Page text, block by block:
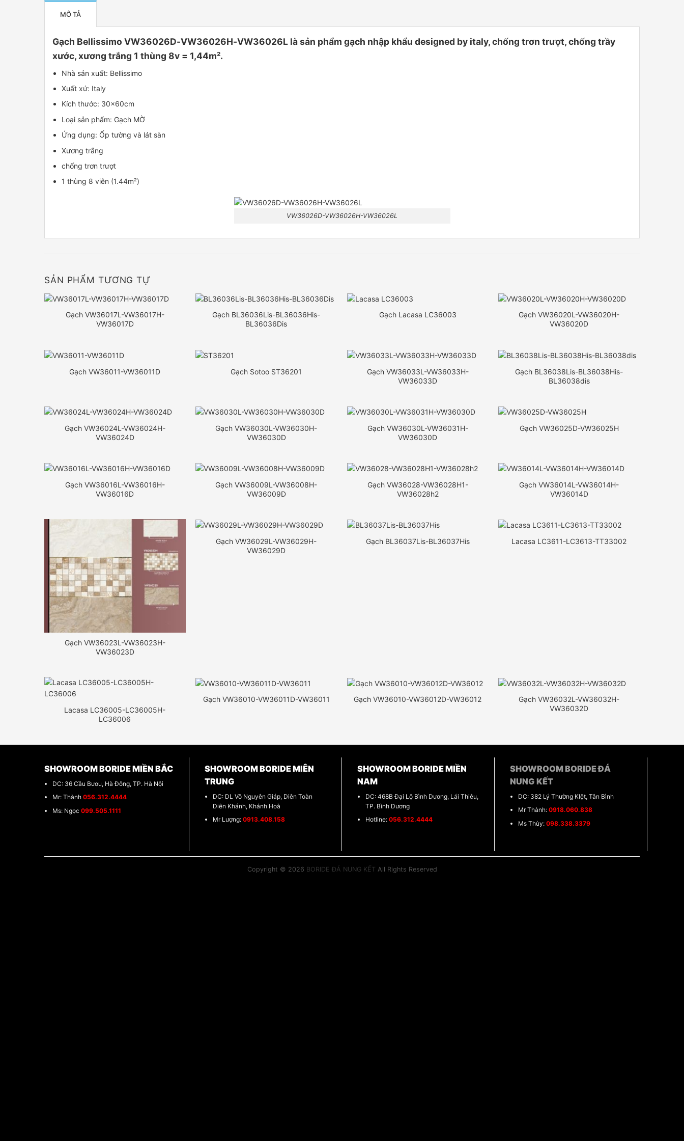
MÔ TẢ
Gạch Bellissimo VW36026D-VW36026H-VW36026L là sản phẩm gạch nhập khẩu designed by italy, chống trơn trượt, chống trầy
xước, xương trắng 1 thùng 8v = 1,44m².
Nhà sản xuất: Bellissimo
Xuất xứ: Italy
Kích thước: 30x60cm
Loại sản phẩm: Gạch MỜ
Ứng dụng: Ốp tường và lát sàn
Xương trắng
chống trơn trượt
1 thùng 8 viên (1.44m²)
VW36026D-VW36026H-VW36026L
SẢN PHẨM TƯƠNG TỰ
Gạch VW36017L-VW36017H-
VW36017D
Gạch BL36036Lis-BL36036His-
BL36036Dis
Gạch Lacasa LC36003
Gạch VW36020L-VW36020H-
VW36020D
Gạch VW36011-VW36011D Gạch Sotoo ST36201
Gạch VW36033L-VW36033H-
VW36033D
Gạch BL36038Lis-BL36038His-
BL36038dis
Gạch VW36024L-VW36024H-
VW36024D
Gạch VW36030L-VW36030H-
VW36030D
Gạch VW36030L-VW36031H-
VW36030D
Gạch VW36025D-VW36025H
Gạch VW36016L-VW36016H-
VW36016D
Gạch VW36009L-VW36008H-
VW36009D
Gạch VW36028-VW36028H1-
VW36028h2
Gạch VW36014L-VW36014H-
VW36014D
Gạch VW36023L-VW36023H-
VW36023D
Gạch VW36029L-VW36029H-
VW36029D
Gạch BL36037Lis-BL36037His Lacasa LC3611-LC3613-TT33002
Lacasa LC36005-LC36005H-
LC36006
Gạch VW36010-VW36011D-VW36011 Gạch VW36010-VW36012D-VW36012
Gạch VW36032L-VW36032H-
VW36032D
SHOWROOM BORIDE MIỀN BẮC
DC: 36 Cầu Bươu, Hà Đông, TP. Hà Nội
Mr: Thành 056.312.4444
Ms: Ngọc 099.505.1111
SHOWROOM BORIDE MIÊN
TRUNG
DC: DL Võ Nguyên Giáp, Diên Toàn
Diên Khánh, Khánh Hoà
Mr Lượng: 0913.408.158
SHOWROOM BORIDE MIỀN
NAM
DC: 468B Đại Lộ Bình Dương, Lái Thiêu,
TP. Bình Dương
Hotline: 056.312.4444
SHOWROOM BORIDE ĐÁ
NUNG KẾT
DC: 382 Lý Thường KIệt, Tân Bình
Mr Thành: 0918.060.838
Ms Thùy: 098.338.3379
Copyright © 2026 BORIDE ĐÁ NUNG KẾT All Rights Reserved